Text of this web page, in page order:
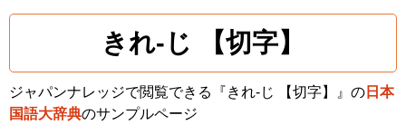
きれ‐じ 【切字】
ジャパンナレッジで閲覧できる『きれ‐じ 【切字】』の 日本
国語大辞典のサンプルページ